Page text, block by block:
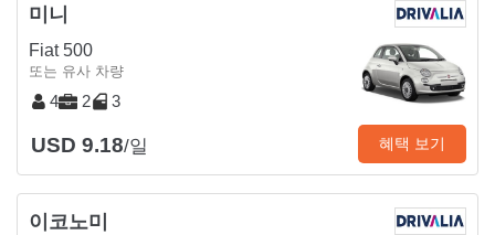
미니
Fiat 500
또는 유사 차량
4 2 3
USD 9.18/일 혜택 보기
이코노미